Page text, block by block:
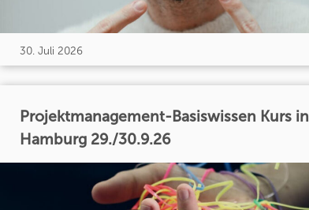
30. Juli 2026
Projektmanagement-Basiswissen Kurs in
Hamburg 29./30.9.26